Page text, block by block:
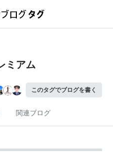
ミアム
このタグでブログを書く
関連ブログ